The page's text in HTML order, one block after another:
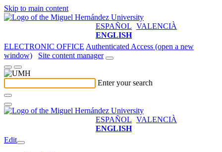
Skip to main content
ESPAÑOL VALENCIÀ
ENGLISH
ELECTRONIC OFFICE Authenticated Access (open a new
window)
Site content manager
Enter your search
ESPAÑOL VALENCIÀ
ENGLISH
Edit